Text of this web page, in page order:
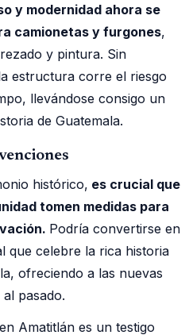
y modernidad ahora se
camionetas y furgones,
y pintura. Sin
estructura corre el riesgo
llevándose consigo un
de Guatemala.
histórico, es crucial que
tomen medidas para
Podría convertirse en
que celebre la rica historia
ofreciendo a las nuevas
pasado.
Amatitlán es un testigo